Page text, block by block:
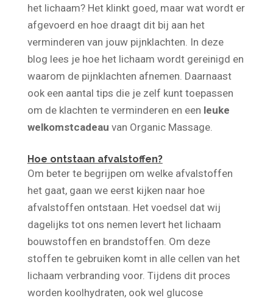
Verbeterde bloedcirculatie? Het reinigen van
het lichaam? Het klinkt goed, maar wat wordt er
afgevoerd en hoe draagt dit bij aan het
verminderen van jouw pijnklachten. In deze
blog lees je hoe het lichaam wordt gereinigd en
waarom de pijnklachten afnemen. Daarnaast
ook een aantal tips die je zelf kunt toepassen
om de klachten te verminderen en eenleuke
Hoe ontstaan afvalstoffen?
Om beter te begrijpen om welke afvalstoffen
het gaat, gaan we eerst kijken naar hoe
afvalstoffen ontstaan. Het voedsel dat wij
dagelijks tot ons nemen levert het lichaam
bouwstoffen en brandstoffen. Om deze
stoffen te gebruiken komt in alle cellen van het
lichaam verbranding voor. Tijdens dit proces